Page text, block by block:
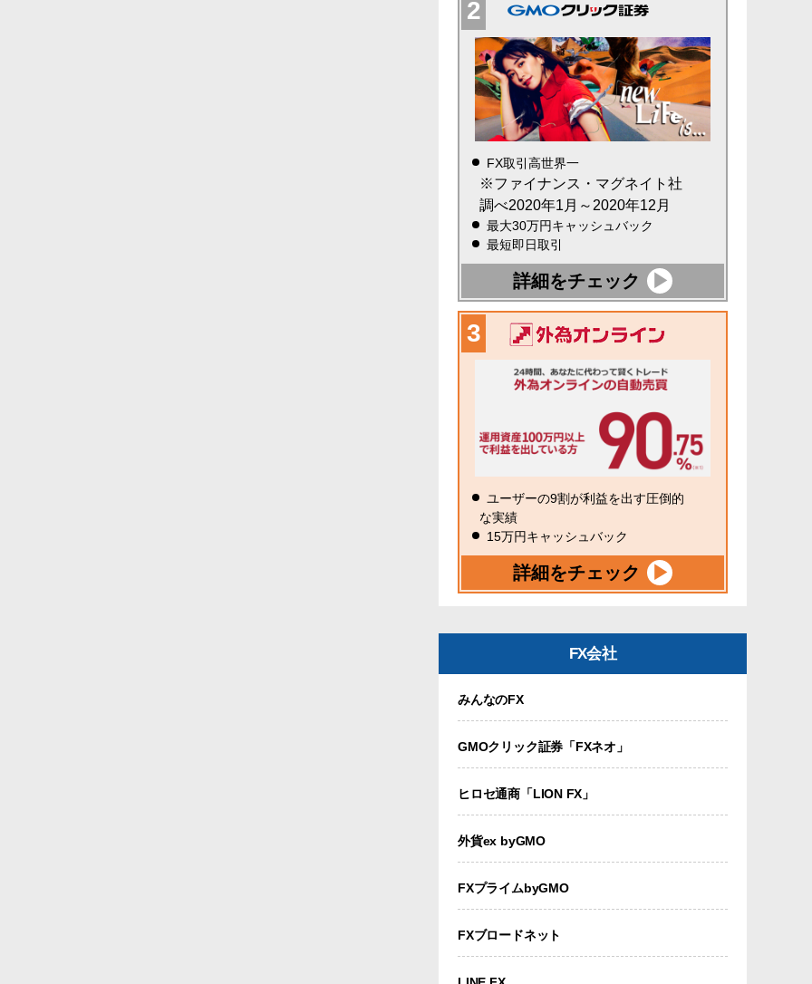
FX取引高世界一
※ファイナンス・マグネイト社
調べ2020年1月～2020年12月
最大30万円キャッシュバック
最短即日取引
詳細をチェック
ユーザーの9割が利益を出す圧倒的
な実績
15万円キャッシュバック
詳細をチェック
FX会社
みんなのFX
GMOクリック証券「FXネオ」
ヒロセ通商「LION FX」
外貨ex byGMO
FXプライムbyGMO
FXブロードネット